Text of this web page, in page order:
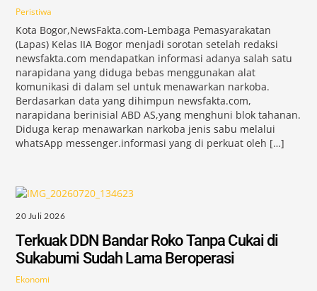
Peristiwa
Kota Bogor,NewsFakta.com-Lembaga Pemasyarakatan
(Lapas) Kelas IIA Bogor menjadi sorotan setelah redaksi
newsfakta.com mendapatkan informasi adanya salah satu
narapidana yang diduga bebas menggunakan alat
komunikasi di dalam sel untuk menawarkan narkoba.
Berdasarkan data yang dihimpun newsfakta.com,
narapidana berinisial ABD AS,yang menghuni blok tahanan.
Diduga kerap menawarkan narkoba jenis sabu melalui
whatsApp messenger.informasi yang di perkuat oleh […]
20 Juli 2026
Terkuak DDN Bandar Roko Tanpa Cukai di
Sukabumi Sudah Lama Beroperasi
Ekonomi